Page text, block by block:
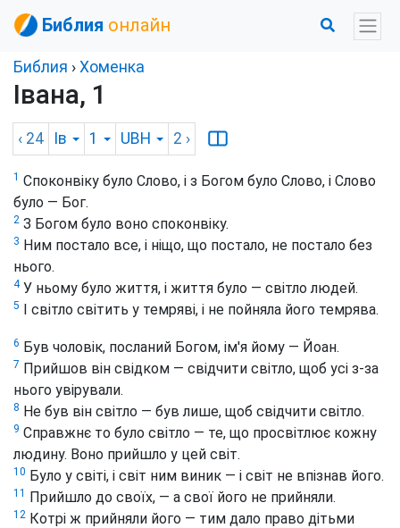
Библия онлайн
Библия › Хоменка
Івана, 1
‹ 24 Ів 1 UBH 2 ›
1 Споконвіку було Слово, і з Богом було Слово, і Слово
було — Бог.
2 З Богом було воно споконвіку.
3 Ним постало все, і ніщо, що постало, не постало без
нього.
4У ньому було життя, і життя було — світло людей.
5 І світло світить у темряві, і не пойняла його темрява.
6 Був чоловік, посланий Богом, ім'я йому — Йоан.
7 Прийшов він свідком — свідчити світло, щоб усі з-за
нього увірували.
8 Не був він світло — був лише, щоб свідчити світло.
9 Справжнє то було світло — те, що просвітлює кожну
людину. Воно прийшло у цей світ.
10 Було у світі, і світ ним виник — і світ не впізнав його.
11 Прийшло до своїх, — а свої його не прийняли.
12 Котрі ж прийняли його — тим дало право дітьми